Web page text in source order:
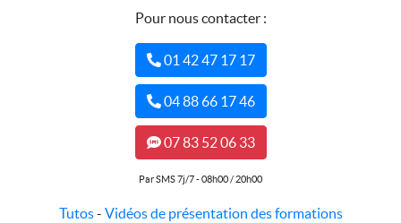
Pour nous contacter :
01 42 47 17 17
04 88 66 17 46
07 83 52 06 33
Par SMS 7j/7 - 08h00 / 20h00
Tutos- Vidéos de présentation des formations